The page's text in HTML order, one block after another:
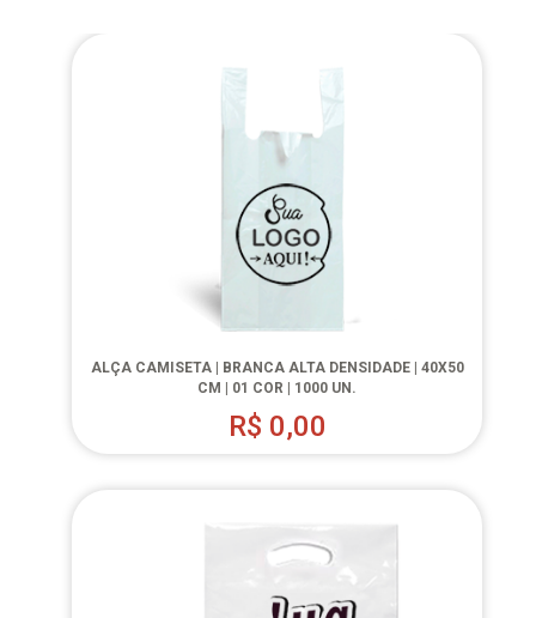
ALÇA CAMISETA | BRANCA ALTA DENSIDADE | 40X50
CM | 01 COR | 1000 UN.
R$ 0,00